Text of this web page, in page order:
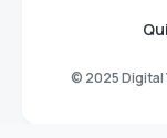
© 2025 Digital